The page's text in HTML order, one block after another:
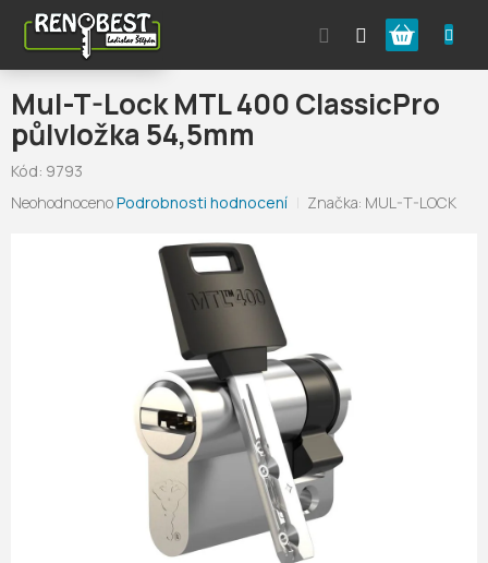
obsah
Nákupní
košík
Mul-T-Lock MTL 400 ClassicPro
půlvložka 54,5mm
Kód: 9793
Průměrné
NeohodnocenoPodrobnosti hodnocení Značka: MUL-T-LOCK